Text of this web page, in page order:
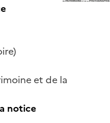
et de la
notice